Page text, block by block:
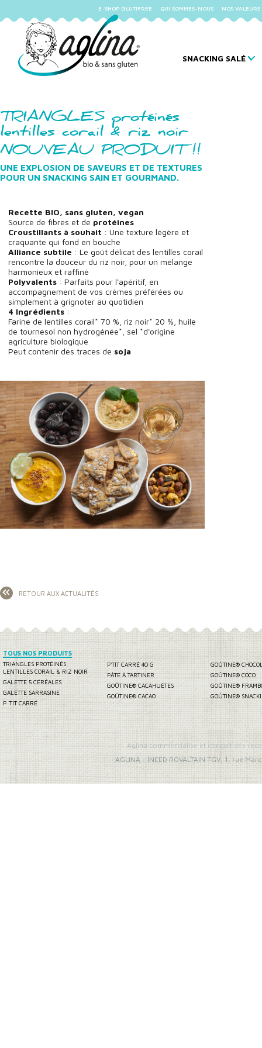
E-SHOP GLUTIFREE QUI SOMMES-NOUS NOS VALEURS
SNACKING SALÉ
TRIANGLES protéinés
lentilles corail & riz noir
NOUVEAU PRODUIT !!
UNE EXPLOSION DE SAVEURS ET DE TEXTURES
POUR UN SNACKING SAIN ET GOURMAND.
Recette BIO, sans gluten, vegan
Source de fibres et de protéines
Croustillants à souhait : Une texture légère et
craquante qui fond en bouche
Alliance subtile : Le goût délicat des lentilles corail
rencontre la douceur du riz noir, pour un mélange
harmonieux et raffiné
Polyvalents : Parfaits pour l'apéritif, en
accompagnement de vos crèmes préférées ou
simplement à grignoter au quotidien
4 Ingrédients :
Farine de lentilles corail* 70 %, riz noir* 20 %, huile
de tournesol non hydrogénée*, sel *d'origine
agriculture biologique
Peut contenir des traces de soja
RETOUR AUX ACTUALITÉS
TOUS NOS PRODUITS
TRIANGLES PROTÉINÉS
LENTILLES CORAIL & RIZ NOIR
GALETTE 5 CÉRÉALES
GALETTE SARRASINE
P 'TIT CARRÉ
P'TIT CARRÉ 40 G
PÂTE À TARTINER
GOÛTINE® CACAHUÈTES
GOÛTINE® CACAO
GOÛTINE®
GOÛTINE® COCO
GOÛTINE®
GOÛTINE®
Aglina commercialise et conçoit des
AGLINA- INEED ROVALTAIN TGV, 1, rue